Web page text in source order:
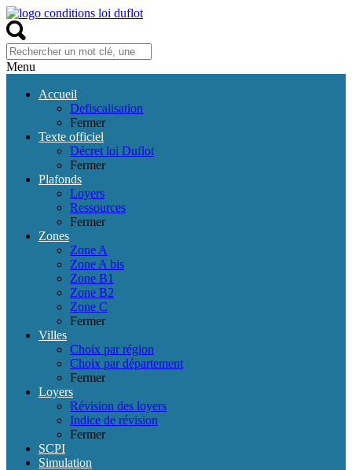
Menu
Accueil
Defiscalisation
Fermer
Texte officiel
Décret loi Duflot
Fermer
Plafonds
Loyers
Ressources
Fermer
Zones
Zone A
Zone A bis
Zone B1
Zone B2
Zone C
Fermer
Villes
Choix par région
Choix par département
Fermer
Loyers
Révision des loyers
Indice de révision
Fermer
SCPI
Simulation